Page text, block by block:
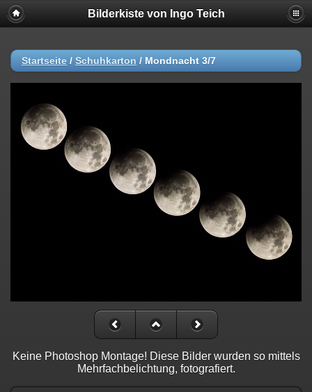
Bilderkiste von Ingo Teich
Startseite / Schuhkarton / Mondnacht 3/7
Keine Photoshop Montage! Diese Bilder wurden so mittels
Mehrfachbelichtung, fotografiert.